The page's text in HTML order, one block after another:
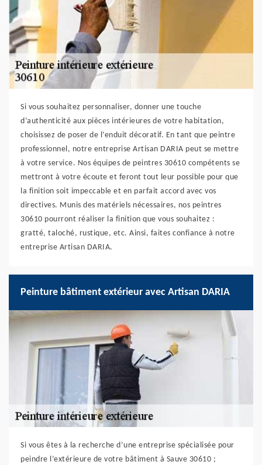
Si vous souhaitez personnaliser, donner une touche
d’authenticité aux pièces intérieures de votre habitation,
choisissez de poser de l’enduit décoratif. En tant que peintre
professionnel, notre entreprise Artisan DARIA peut se mettre
à votre service. Nos équipes de peintres 30610 compétents se
mettront à votre écoute et feront tout leur possible pour que
la finition soit impeccable et en parfait accord avec vos
directives. Munis des matériels nécessaires, nos peintres
30610 pourront réaliser la finition que vous souhaitez :
gratté, taloché, rustique, etc. Ainsi, faites confiance à notre
entreprise Artisan DARIA.
Peinture bâtiment extérieur avec Artisan DARIA
Si vous êtes à la recherche d’une entreprise spécialisée pour
peindre l’extérieure de votre bâtiment à Sauve 30610 ;